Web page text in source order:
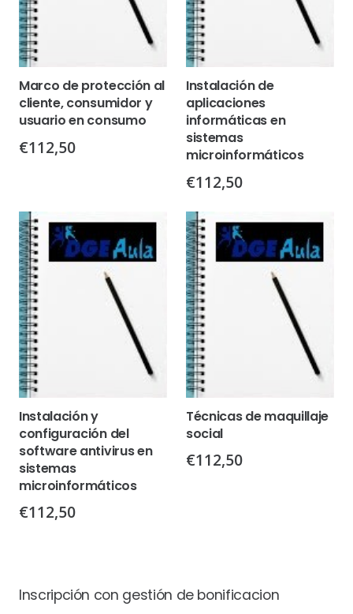
Marco de protección al
cliente, consumidor y
usuario en consumo
€112,50
Instalación de
aplicaciones
informáticas en
sistemas
microinformáticos
€112,50
Instalación y
configuración del
software antivirus en
sistemas
microinformáticos
€112,50
Técnicas de maquillaje
social
€112,50
Inscripción con gestión de bonificacion